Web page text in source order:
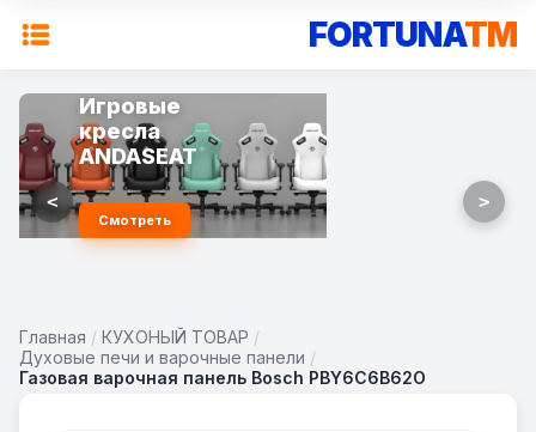
FORTUNATM
Игровые
кресла
ANDASEAT
Смотреть
< >
Главная / КУХОНЫЙ ТОВАР /
Духовые печи и варочные панели /
Газовая варочная панель Bosch PBY6C6B62O